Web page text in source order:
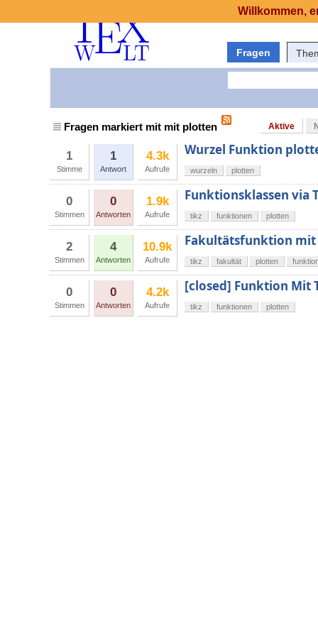
Fragen
Fragen markiert mit mit plotten Aktive
1
Stimme
1
Antwort
4.3k
Aufrufe
Wurzel Funktion
wurzeln plotten
0
Stimmen
0
Antworten
1.9k
Aufrufe
Funktionsklassen via
tikz funktionen plotten
2
Stimmen
4
Antworten
10.9k
Aufrufe
Fakultätsfunktion
tikz fakultät plotten
0
Stimmen
0
Antworten
4.2k
Aufrufe
[closed] Funktion Mit
tikz funktionen plotten
Willkommen,